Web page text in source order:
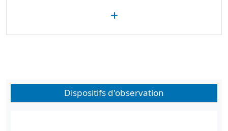
Dispositifs d'observation